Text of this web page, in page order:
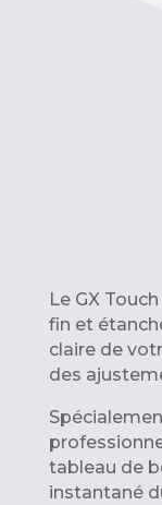
Le GX
fin et
claire de
des
tableau de
instantané